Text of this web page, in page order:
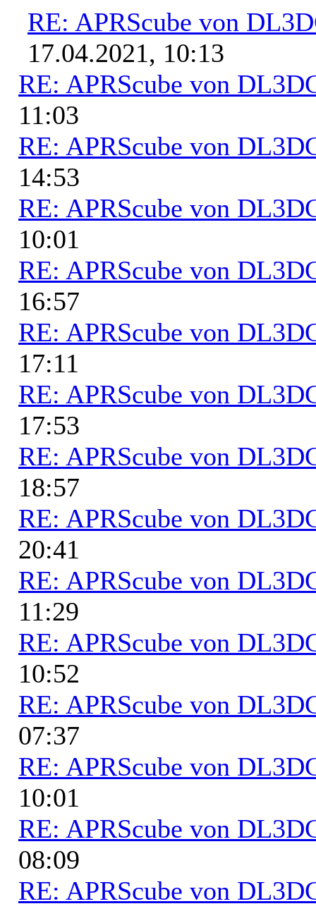
RE: APRScube von
17.04.2021, 10:13
RE: APRScube von
11:03
RE: APRScube von
14:53
RE: APRScube von
10:01
RE: APRScube von
16:57
RE: APRScube von
17:11
RE: APRScube von
17:53
RE: APRScube von
18:57
RE: APRScube von
20:41
RE: APRScube von
11:29
RE: APRScube von
10:52
RE: APRScube von
07:37
RE: APRScube von
10:01
RE: APRScube von
08:09
RE: APRScube von